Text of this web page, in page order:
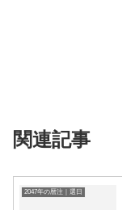
関連記事
2047年の暦注｜選日